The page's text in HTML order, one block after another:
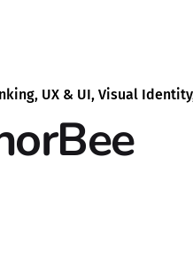
UX & UI Visual Identity